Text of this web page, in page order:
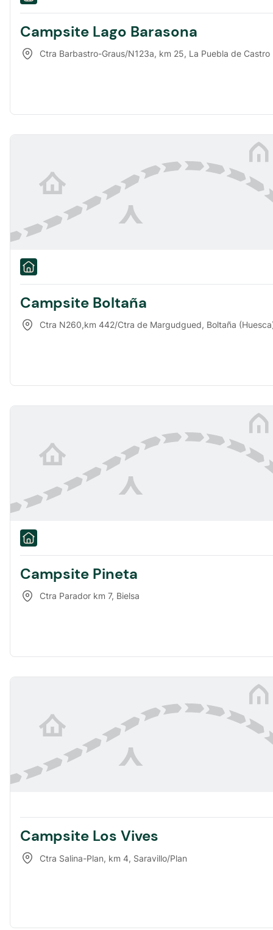
Campsite Lago Barasona
Ctra Barbastro-Graus/N123a, km 25, La Puebla de Castro
Campsite Boltaña
Ctra N260,km 442/Ctra de Margudgued, Boltaña
Campsite Pineta
Ctra Parador km 7, Bielsa
Campsite Los Vives
Ctra Salina-Plan, km 4, Saravillo/Plan